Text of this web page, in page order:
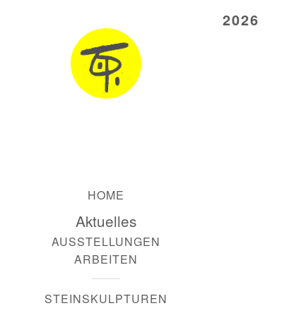
HOME
Aktuelles
AUSSTELLUNGEN
ARBEITEN
STEINSKULPTUREN
2026